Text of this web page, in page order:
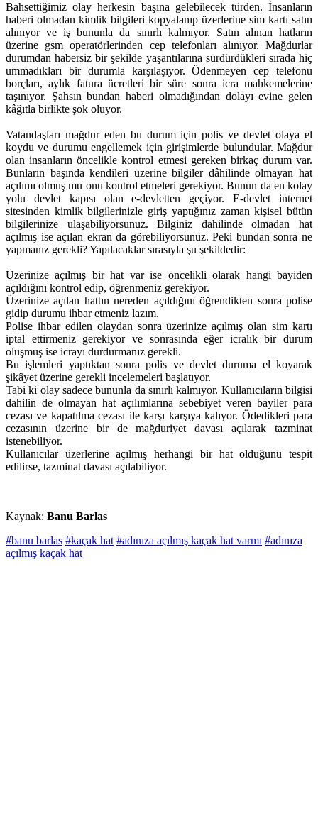
Bahsettiğimiz olay herkesin başına gelebilecek türden. İnsanların
haberi olmadan kimlik bilgileri kopyalanıp üzerlerine sim kartı satın
alınıyor ve iş bununla da sınırlı kalmıyor. Satın alınan hatların
üzerine gsm operatörlerinden cep telefonları alınıyor. Mağdurlar
durumdan habersiz bir şekilde yaşantılarına sürdürdükleri sırada hiç
ummadıkları bir durumla karşılaşıyor. Ödenmeyen cep telefonu
borçları, aylık fatura ücretleri bir süre sonra icra mahkemelerine
taşınıyor. Şahsın bundan haberi olmadığından dolayı evine gelen
kâğıtla birlikte şok oluyor.
Vatandaşları mağdur eden bu durum için polis ve devlet olaya el
koydu ve durumu engellemek için girişimlerde bulundular. Mağdur
olan insanların öncelikle kontrol etmesi gereken birkaç durum var.
Bunların başında kendileri üzerine bilgiler dâhilinde olmayan hat
açılımı olmuş mu onu kontrol etmeleri gerekiyor. Bunun da en kolay
yolu devlet kapısı olan e-devletten geçiyor. E-devlet internet
sitesinden kimlik bilgilerinizle giriş yaptığınız zaman kişisel bütün
bilgilerinize ulaşabiliyorsunuz. Bilginiz dahilinde olmadan hat
açılmış ise açılan ekran da görebiliyorsunuz. Peki bundan sonra ne
yapmanız gerekli? Yapılacaklar sırasıyla şu şekildedir:
Üzerinize açılmış bir hat var ise öncelikli olarak hangi bayiden
açıldığını kontrol edip, öğrenmeniz gerekiyor.
Üzerinize açılan hattın nereden açıldığını öğrendikten sonra polise
gidip durumu ihbar etmeniz lazım.
Polise ihbar edilen olaydan sonra üzerinize açılmış olan sim kartı
iptal ettirmeniz gerekiyor ve sonrasında eğer icralık bir durum
oluşmuş ise icrayı durdurmanız gerekli.
Bu işlemleri yaptıktan sonra polis ve devlet duruma el koyarak
şikâyet üzerine gerekli incelemeleri başlatıyor.
Tabi ki olay sadece bununla da sınırlı kalmıyor. Kullanıcıların bilgisi
dahilin de olmayan hat açılımlarına sebebiyet veren bayiler para
cezası ve kapatılma cezası ile karşı karşıya kalıyor. Ödedikleri para
cezasının üzerine bir de mağduriyet davası açılarak tazminat
istenebiliyor.
Kullanıcılar üzerlerine açılmış herhangi bir hat olduğunu tespit
edilirse, tazminat davası açılabiliyor.
Kaynak: Banu Barlas
#banu barlas #kaçak hat #adınıza açılmış kaçak hat varmı #adınıza
açılmış kaçak hat